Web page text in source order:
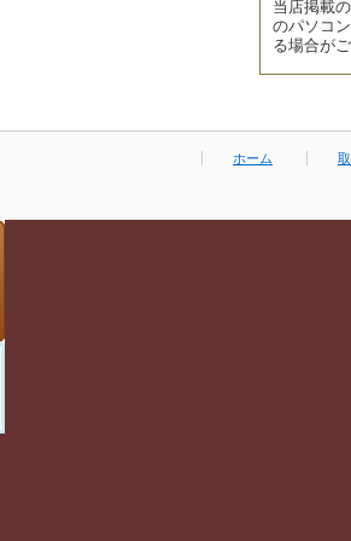
当店掲載
のパソコ
る場合が
ホーム